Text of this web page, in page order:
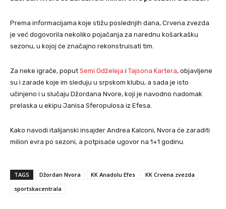
Prema informacijama koje stižu poslednjih dana, Crvena zvezda
je već dogovorila nekoliko pojačanja za narednu košarkašku
sezonu, u kojoj će značajno rekonstruisati tim.
Za neke igrače, poput Semi Odželeja i Tajsona Kartera, objavljene
su i zarade koje im sleduju u srpskom klubu, a sada je isto
učinjeno i u slučaju Džordana Nvore, koji je navodno nadomak
prelaska u ekipu Janisa Sferopulosa iz Efesa.
Kako navodi italijanski insajder Andrea Kalconi, Nvora će zaraditi
milion evra po sezoni, a potpisaće ugovor na 1+1 godinu.
TAGS Džordan Nvora KK Anadolu Efes
KK Crvena zvezda
sportskacentrala